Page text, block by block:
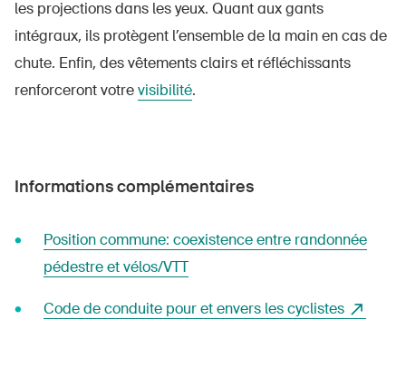
les projections dans les yeux. Quant aux gants
intégraux, ils protègent l’ensemble de la main en cas de
chute. Enfin, des vêtements clairs et réfléchissants
renforceront votrevisibilité.
Informations complémentaires
Position commune: coexistence entre randonnée
pédestre et vélos/VTT
Code de conduite pour et envers les cyclistes